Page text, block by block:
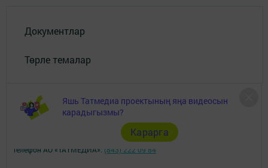
Документлар
Төрле темалар
Яшь Татмедиа проектының яңа видеосын
карадыгызмы?
Карарга
Телефон АО «ТАТМЕДИА»: (843) 222 09 84